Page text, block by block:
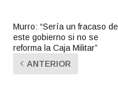
Murro: “Sería un fracaso de
este gobierno si no se
reforma la Caja Militar”
ANTERIOR